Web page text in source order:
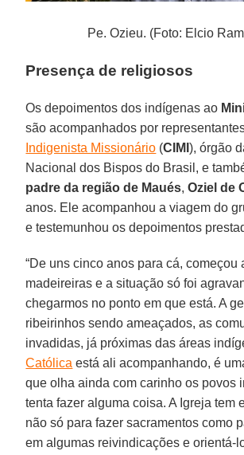
Pe. Ozieu. (Foto: Elcio
Presença de religiosos
Os depoimentos dos indígenas ao
são acompanhados por
Indigenista Missionário (CIMI), órgão
Nacional dos Bispos do Brasil, e
padre da região de Maués,Oziel de
anos. Ele acompanhou a viagem do
e testemunhou os depoimentos
“De uns cinco anos para cá, começou
madeireiras e a situação só foi
chegarmos no ponto em que está. A
ribeirinhos sendo ameaçados, as
invadidas, já próximas das áreas
Católica está ali acompanhando, é
que olha ainda com carinho os povos
tenta fazer alguma coisa. A Igreja tem
não só para fazer sacramentos como
em algumas reivindicações e orientá-